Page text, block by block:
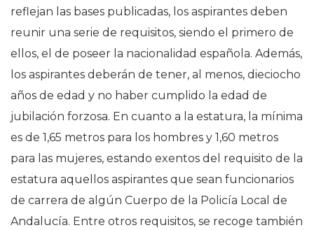
reflejan las bases publicadas, los aspirantes deben
reunir una serie de requisitos, siendo el primero de
ellos, el de poseer la nacionalidad española. Además,
los aspirantes deberán de tener, al menos, dieciocho
años de edad y no haber cumplido la edad de
jubilación forzosa. En cuanto a la estatura, la mínima
es de 1,65 metros para los hombres y 1,60 metros
para las mujeres, estando exentos del requisito de la
estatura aquellos aspirantes que sean funcionarios
de carrera de algún Cuerpo de la Policía Local de
Andalucía. Entre otros requisitos, se recoge también